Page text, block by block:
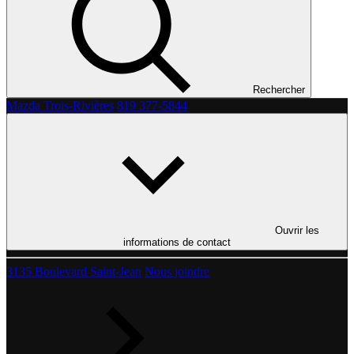
Rechercher
Mazda Trois-Rivières 819 377-5844
Ouvrir les
informations de contact
3135 Boulevard Saint-Jean Nous joindre